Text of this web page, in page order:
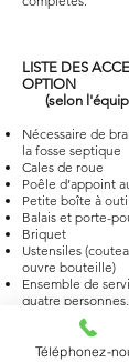
LISTE DES
OPTION
(selon
Nécessaire de
la fosse septique
Cales de roue
Poêle d’appoint
Petite boîte à
Balais et porte-
Briquet
Ustensiles
ouvre bouteille)
Ensemble de
quatre
Bol à salade
Chaudrons,
Cafetière
Téléphonez-